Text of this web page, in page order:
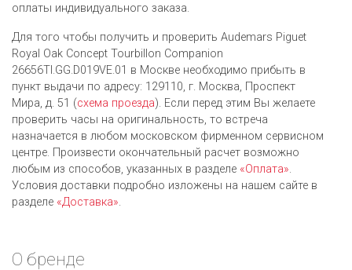
оплаты индивидуального заказа.
Для того чтобы получить и проверить Audemars Piguet
Royal Oak Concept Tourbillon Companion
26656TI.GG.D019VE.01 в Москве необходимо прибыть в
пункт выдачи по адресу: 129110, г. Москва, Проспект
Мира, д. 51 (схема проезда). Если перед этим Вы желаете
проверить часы на оригинальность, то встреча
назначается в любом московском фирменном сервисном
центре. Произвести окончательный расчет возможно
любым из cпособов, указанных в разделе «Оплата».
Условия доставки подробно изложены на нашем сайте в
разделе «Доставка».
О бренде